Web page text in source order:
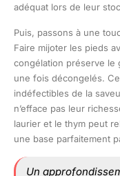
adéquat lors de leur
Puis, passons à une
Faire mijoter les pieds
congélation préserve le
une fois décongelés.
indéfectibles de la
n’efface pas leur
laurier et le thym peut
une base parfaitement
Un